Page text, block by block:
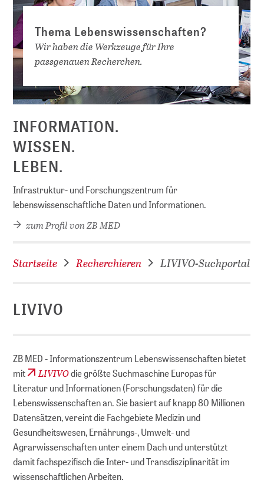
Thema Lebenswissenschaften?
Wir haben die Werkzeuge für Ihre
passgenauen Recherchen.
INFORMATION.
WISSEN.
LEBEN.
Infrastruktur- und Forschungszentrum für
lebenswissenschaftliche Daten und Informationen.
zum Profil von ZB MED
Startseite Recherchieren LIVIVO-Suchportal
LIVIVO
ZB MED - Infor­mations­zentrum Lebens­wissen­schaften bietet
mit
LIVIVOdie größte Suchmaschine Europas für
Literatur und Informationen (Forschungsdaten) für die
Lebenswissenschaften an. Sie basiert auf knapp 80 Millionen
Datensätzen, vereint die Fachgebiete Medizin und
Gesundheitswesen, Ernährungs-, Umwelt- und
Agrarwissenschaften unter einem Dach und unterstützt
damit fachspezifisch die Inter- und Transdisziplinarität im
wissenschaftlichen Arbeiten.